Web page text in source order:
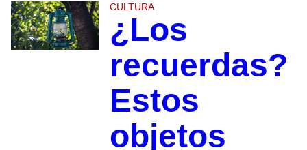
CULTURA
¿Los
recuerdas?
Estos
objetos